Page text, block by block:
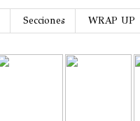
Secciones WRAP UP